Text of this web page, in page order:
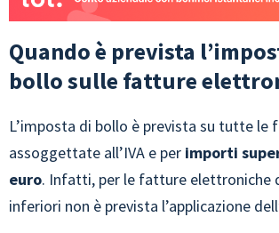
Quando è prevista
bollo sulle fatture
L’imposta di bollo è prevista su tutte le
assoggettate all’IVA e per importi
euro. Infatti, per le fatture elettroniche
inferiori non è prevista l’applicazione